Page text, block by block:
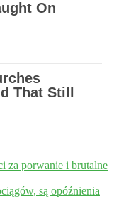
za porwanie i brutalne
są opóźnienia